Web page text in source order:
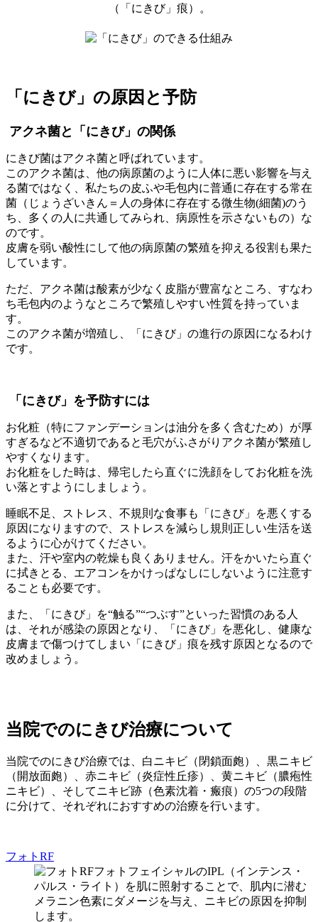
（「にきび」痕）。
「にきび」の原因と予防
アクネ菌と「にきび」の関係
にきび菌はアクネ菌と呼ばれています。
このアクネ菌は、他の病原菌のように人体に悪い影響を与え
る菌ではなく、私たちの皮ふや毛包内に普通に存在する常在
菌（じょうざいきん＝人の身体に存在する微生物(細菌)のう
ち、多くの人に共通してみられ、病原性を示さないもの）な
のです。
皮膚を弱い酸性にして他の病原菌の繁殖を抑える役割も果た
しています。
ただ、アクネ菌は酸素が少なく皮脂が豊富なところ、すなわ
ち毛包内のようなところで繁殖しやすい性質を持っていま
す。
このアクネ菌が増殖し、「にきび」の進行の原因になるわけ
です。
「にきび」を予防すには
お化粧（特にファンデーションは油分を多く含むため）が厚
すぎるなど不適切であると毛穴がふさがりアクネ菌が繁殖し
やすくなります。
お化粧をした時は、帰宅したら直ぐに洗顔をしてお化粧を洗
い落とすようにしましょう。
睡眠不足、ストレス、不規則な食事も「にきび」を悪くする
原因になりますので、ストレスを減らし規則正しい生活を送
るように心がけてください。
また、汗や室内の乾燥も良くありません。汗をかいたら直ぐ
に拭きとる、エアコンをかけっぱなしにしないように注意す
ることも必要です。
また、「にきび」を“触る”“つぶす”といった習慣のある人
は、それが感染の原因となり、「にきび」を悪化し、健康な
皮膚まで傷つけてしまい「にきび」痕を残す原因となるので
改めましょう。
当院でのにきび治療について
当院でのにきび治療では、白ニキビ（閉鎖面皰）、黒ニキビ
（開放面皰）、赤ニキビ（炎症性丘疹）、黄ニキビ（膿疱性
ニキビ）、そしてニキビ跡（色素沈着・瘢痕）の5つの段階
に分けて、それぞれにおすすめの治療を行います。
フォトRF
フォトフェイシャルのIPL（インテンス・
パルス・ライト）を肌に照射することで、肌内に潜む
メラニン色素にダメージを与え、ニキビの原因を抑制
します。